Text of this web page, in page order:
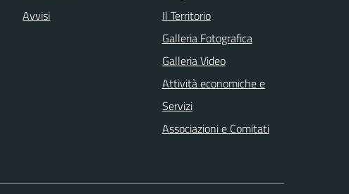
Avvisi
Il Territorio
Galleria Fotografica
Galleria Video
Attività economiche e
Servizi
Associazioni e Comitati